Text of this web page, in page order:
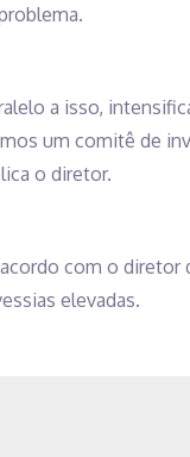
a isso,
um comitê de
o diretor.
com o diretor
elevadas.